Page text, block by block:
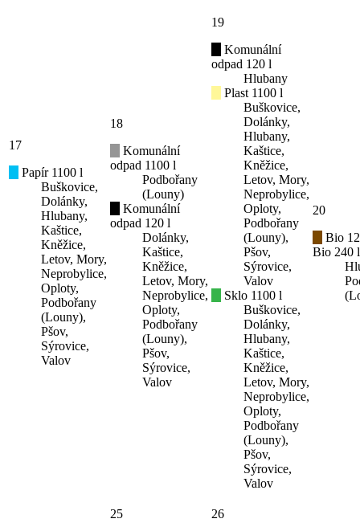
17
Papír 1100 l
Buškovice,
Dolánky,
Hlubany,
Kaštice,
Kněžice,
Letov, Mory,
Neprobylice,
Oploty,
Podbořany
(Louny),
Pšov,
Sýrovice,
Valov
18
Komunální
odpad 1100 l
Podbořany
(Louny)
Komunální
odpad 120 l
Dolánky,
Kaštice,
Kněžice,
Letov, Mory,
Neprobylice,
Oploty,
Podbořany
(Louny),
Pšov,
Sýrovice,
Valov
19
Komunální
odpad 120 l
Hlubany
Plast 1100 l
Buškovice,
Dolánky,
Hlubany,
Kaštice,
Kněžice,
Letov, Mory,
Neprobylice,
Oploty,
Podbořany
(Louny),
Pšov,
Sýrovice,
Valov
Sklo 1100 l
Buškovice,
Dolánky,
Hlubany,
Kaštice,
Kněžice,
Letov, Mory,
Neprobylice,
Oploty,
Podbořany
(Louny),
Pšov,
Sýrovice,
Valov
20
Bio
Bio 240 l
25 26